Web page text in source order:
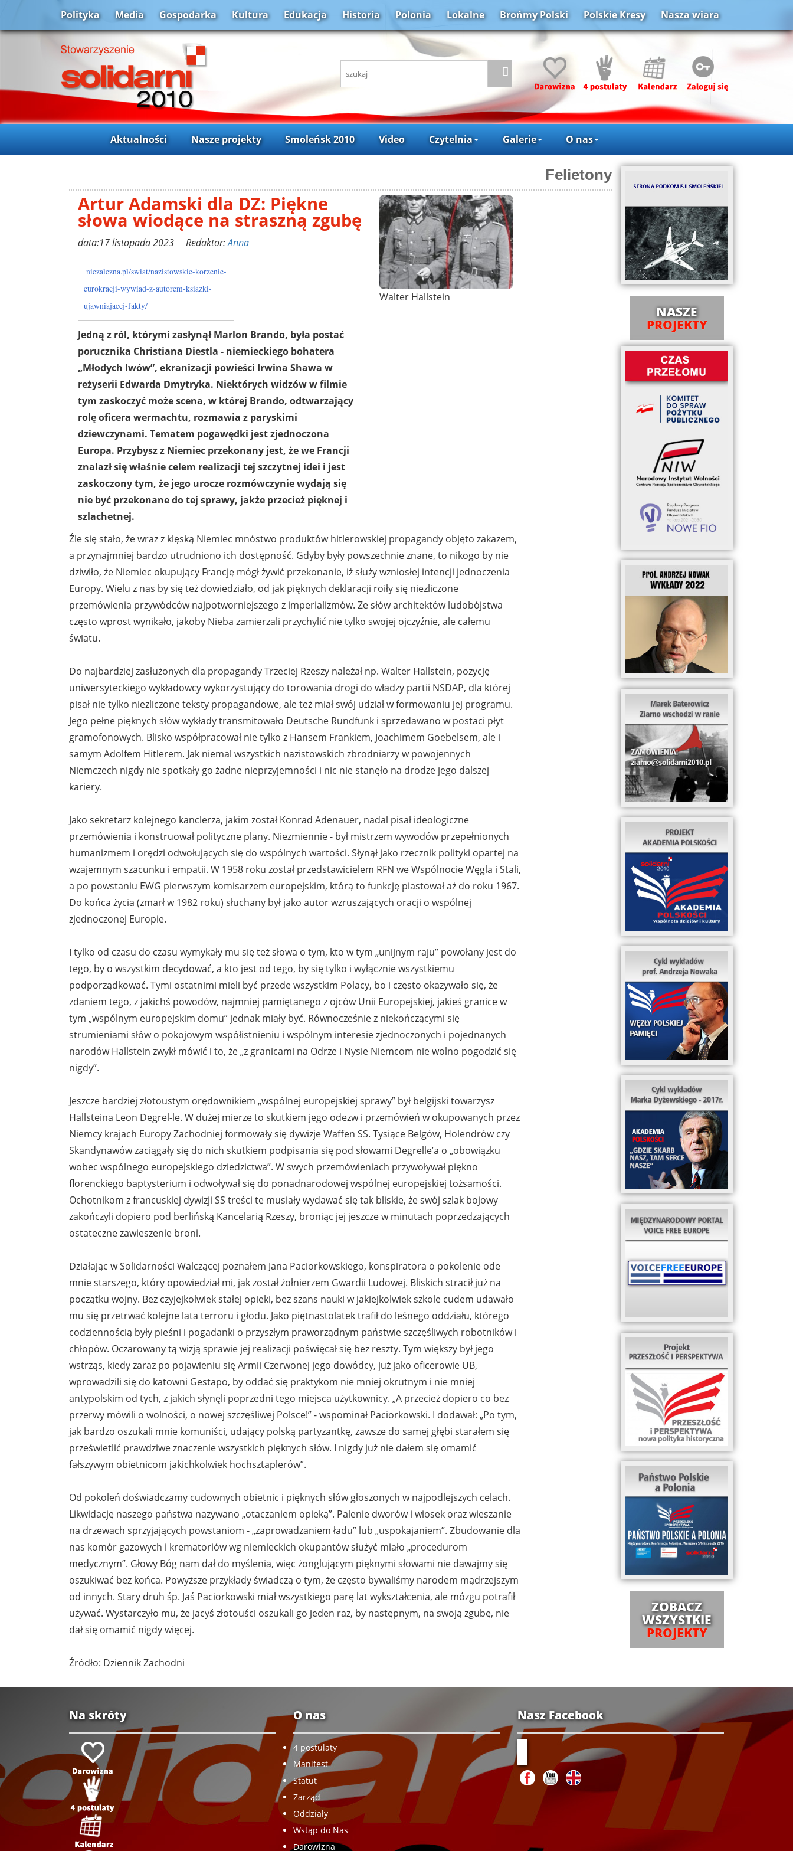
Polityka Media Gospodarka Kultura Edukacja Historia Polonia Lokalne Brońmy Polski Polskie Kresy Nasza wiara
Aktualności Nasze projekty Smoleńsk 2010 Video Czytelnia Galerie O nas
Felietony
Artur Adamski dla DZ: Piękne
słowa wiodące na straszną zgubę
data:17 listopada 2023 Redaktor:Anna
niezalezna.pl/swiat/nazistowskie-korzenie-
eurokracji-wywiad-z-autorem-ksiazki-
ujawniajacej-fakty/
Jedną z ról, którymi zasłynął Marlon Brando, była postać
porucznika Christiana Diestla - niemieckiego bohatera
„Młodych lwów”, ekranizacji powieści Irwina Shawa w
reżyserii Edwarda Dmytryka. Niektórych widzów w filmie
tym zaskoczyć może scena, w której Brando, odtwarzający
rolę oficera wermachtu, rozmawia z paryskimi
dziewczynami. Tematem pogawędki jest zjednoczona
Europa. Przybysz z Niemiec przekonany jest, że we Francji
znalazł się właśnie celem realizacji tej szczytnej idei i jest
zaskoczony tym, że jego urocze rozmówczynie wydają się
nie być przekonane do tej sprawy, jakże przecież pięknej i
szlachetnej.
Walter Hallstein
Źle się stało, że wraz z klęską Niemiec mnóstwo produktów hitlerowskiej propagandy objęto zakazem,
a przynajmniej bardzo utrudniono ich dostępność. Gdyby były powszechnie znane, to nikogo by nie
dziwiło, że Niemiec okupujący Francję mógł żywić przekonanie, iż służy wzniosłej intencji jednoczenia
Europy. Wielu z nas by się też dowiedziało, od jak pięknych deklaracji roiły się niezliczone
przemówienia przywódców najpotworniejszego z imperializmów. Ze słów architektów ludobójstwa
często wprost wynikało, jakoby Nieba zamierzali przychylić nie tylko swojej ojczyźnie, ale całemu
światu.
Do najbardziej zasłużonych dla propagandy Trzeciej Rzeszy należał np. Walter Hallstein, pozycję
uniwersyteckiego wykładowcy wykorzystujący do torowania drogi do władzy partii NSDAP, dla której
pisał nie tylko niezliczone teksty propagandowe, ale też miał swój udział w formowaniu jej programu.
Jego pełne pięknych słów wykłady transmitowało Deutsche Rundfunk i sprzedawano w postaci płyt
gramofonowych. Blisko współpracował nie tylko z Hansem Frankiem, Joachimem Goebelsem, ale i
samym Adolfem Hitlerem. Jak niemal wszystkich nazistowskich zbrodniarzy w powojennych
Niemczech nigdy nie spotkały go żadne nieprzyjemności i nic nie stanęło na drodze jego dalszej
kariery.
Jako sekretarz kolejnego kanclerza, jakim został Konrad Adenauer, nadal pisał ideologiczne
przemówienia i konstruował polityczne plany. Niezmiennie - był mistrzem wywodów przepełnionych
humanizmem i orędzi odwołujących się do wspólnych wartości. Słynął jako rzecznik polityki opartej na
wzajemnym szacunku i empatii. W 1958 roku został przedstawicielem RFN we Wspólnocie Węgla i Stali,
a po powstaniu EWG pierwszym komisarzem europejskim, którą to funkcję piastował aż do roku 1967.
Do końca życia (zmarł w 1982 roku) słuchany był jako autor wzruszających oracji o wspólnej
zjednoczonej Europie.
I tylko od czasu do czasu wymykały mu się też słowa o tym, kto w tym „unijnym raju” powołany jest do
tego, by o wszystkim decydować, a kto jest od tego, by się tylko i wyłącznie wszystkiemu
podporządkować. Tymi ostatnimi mieli być przede wszystkim Polacy, bo i często okazywało się, że
zdaniem tego, z jakichś powodów, najmniej pamiętanego z ojców Unii Europejskiej, jakieś granice w
tym „wspólnym europejskim domu” jednak miały być. Równocześnie z niekończącymi się
strumieniami słów o pokojowym współistnieniu i wspólnym interesie zjednoczonych i pojednanych
narodów Hallstein zwykł mówić i to, że „z granicami na Odrze i Nysie Niemcom nie wolno pogodzić się
nigdy”.
Jeszcze bardziej złotoustym orędownikiem „wspólnej europejskiej sprawy” był belgijski towarzysz
Hallsteina Leon Degrel-le. W dużej mierze to skutkiem jego odezw i przemówień w okupowanych przez
Niemcy krajach Europy Zachodniej formowały się dywizje Waffen SS. Tysiące Belgów, Holendrów czy
Skandynawów zaciągały się do nich skutkiem podpisania się pod słowami Degrelle’a o „obowiązku
wobec wspólnego europejskiego dziedzictwa”. W swych przemówieniach przywoływał piękno
florenckiego baptysterium i odwoływał się do ponadnarodowej wspólnej europejskiej tożsamości.
Ochotnikom z francuskiej dywizji SS treści te musiały wydawać się tak bliskie, że swój szlak bojowy
zakończyli dopiero pod berlińską Kancelarią Rzeszy, broniąc jej jeszcze w minutach poprzedzających
ostateczne zawieszenie broni.
Działając w Solidarności Walczącej poznałem Jana Paciorkowskiego, konspiratora o pokolenie ode
mnie starszego, który opowiedział mi, jak został żołnierzem Gwardii Ludowej. Bliskich stracił już na
początku wojny. Bez czyjejkolwiek stałej opieki, bez szans nauki w jakiejkolwiek szkole cudem udawało
mu się przetrwać kolejne lata terroru i głodu. Jako piętnastolatek trafił do leśnego oddziału, którego
codziennością były pieśni i pogadanki o przyszłym praworządnym państwie szczęśliwych robotników i
chłopów. Oczarowany tą wizją sprawie jej realizacji poświęcał się bez reszty. Tym większy był jego
wstrząs, kiedy zaraz po pojawieniu się Armii Czerwonej jego dowódcy, już jako oficerowie UB,
wprowadzili się do katowni Gestapo, by oddać się praktykom nie mniej okrutnym i nie mniej
antypolskim od tych, z jakich słynęli poprzedni tego miejsca użytkownicy. „A przecież dopiero co bez
przerwy mówili o wolności, o nowej szczęśliwej Polsce!” - wspominał Paciorkowski. I dodawał: „Po tym,
jak bardzo oszukali mnie komuniści, udający polską partyzantkę, zawsze do samej głębi starałem się
prześwietlić prawdziwe znaczenie wszystkich pięknych słów. I nigdy już nie dałem się omamić
fałszywym obietnicom jakichkolwiek hochsztaplerów”.
Od pokoleń doświadczamy cudownych obietnic i pięknych słów głoszonych w najpodlejszych celach.
Likwidację naszego państwa nazywano „otaczaniem opieką”. Palenie dworów i wiosek oraz wieszanie
na drzewach sprzyjających powstaniom - „zaprowadzaniem ładu” lub „uspokajaniem”. Zbudowanie dla
nas komór gazowych i krematoriów wg niemieckich okupantów służyć miało „procedurom
medycznym”. Głowy Bóg nam dał do myślenia, więc żonglującym pięknymi słowami nie dawajmy się
oszukiwać bez końca. Powyższe przykłady świadczą o tym, że często bywaliśmy narodem mądrzejszym
od innych. Stary druh śp. Jaś Paciorkowski miał wszystkiego parę lat wykształcenia, ale mózgu potrafił
używać. Wystarczyło mu, że jacyś złotouści oszukali go jeden raz, by następnym, na swoją zgubę, nie
dał się omamić nigdy więcej.
Źródło: Dziennik Zachodni
NASZE
PROJEKTY
ZOBACZ
WSZYSTKIE
PROJEKTY
Na skróty O nas
4 postulaty
Manifest
Statut
Zarząd
Oddziały
Wstąp do Nas
Darowizna
Nasz Facebook